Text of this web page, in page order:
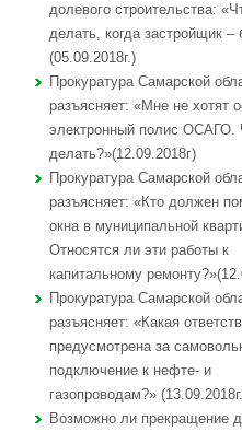
долевого строительства:
делать, когда застройщик –
(05.09.2018г.)
Прокуратура Самарской
разъясняет: «Мне не хотят
электронный полис ОСАГО.
делать?»(12.09.2018г)
Прокуратура Самарской
разъясняет: «Кто должен
окна в муниципальной
Относятся ли эти работы к
капитальному
Прокуратура Самарской
разъясняет: «Какая
предусмотрена за
подключение к нефте- и
газопроводам?»
Возможно ли прекращение